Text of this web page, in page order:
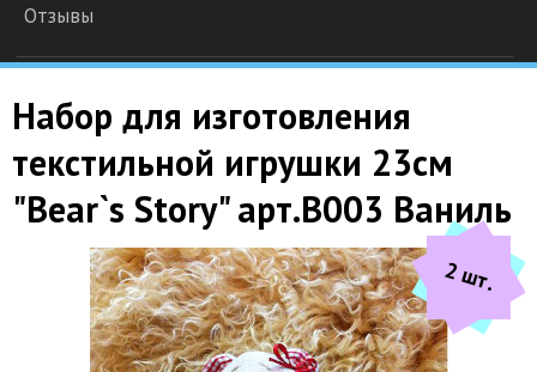
Отзывы
Набор для изготовления
текстильной игрушки 23см
"Bear`s Story" арт.B003 Ваниль
2 шт.